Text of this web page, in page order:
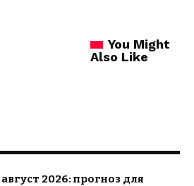
You Might
Also Like
2026: прогноз для